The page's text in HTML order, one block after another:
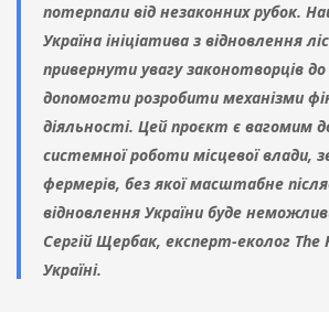
потерпали від незаконних рубок.
Україна ініціатива з відновлення
привернути увагу законотворців
допомогти розробити механізми
діяльності. Цей проєкт є вагомим
системної роботи місцевої влади,
фермерів, без якої масштабне
відновлення України буде
Сергій Щербак, експерт-еколог The
Україні.